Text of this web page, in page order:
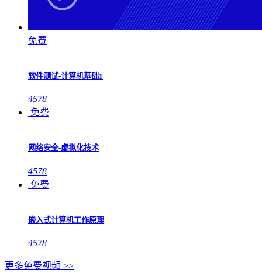
免费
软件测试-计算机基础1
4578
免费
网络安全-虚拟化技术
4578
免费
嵌入式计算机工作原理
4578
更多免费视频 >>